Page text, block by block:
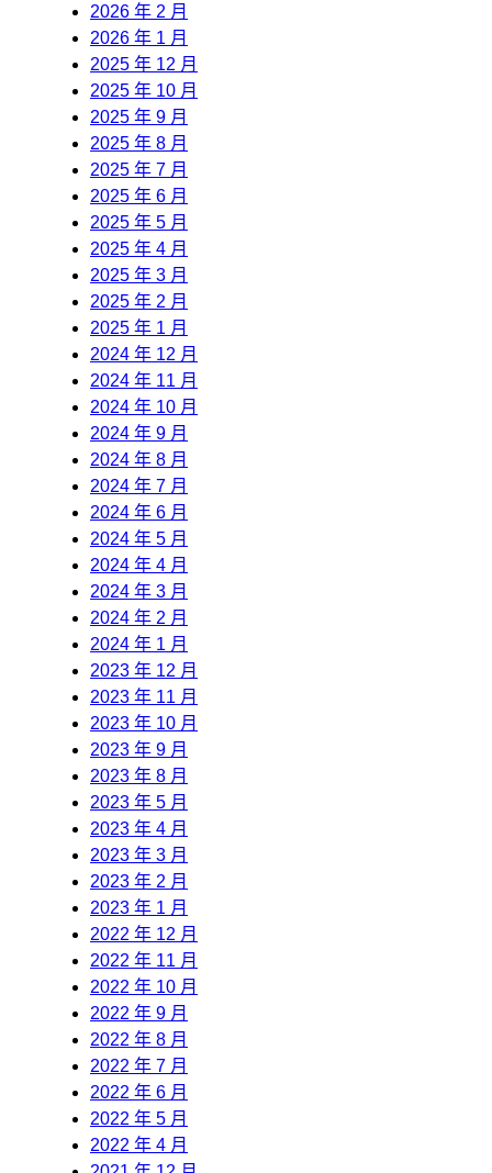
2026 年 2 月
2026 年 1 月
2025 年 12 月
2025 年 10 月
2025 年 9 月
2025 年 8 月
2025 年 7 月
2025 年 6 月
2025 年 5 月
2025 年 4 月
2025 年 3 月
2025 年 2 月
2025 年 1 月
2024 年 12 月
2024 年 11 月
2024 年 10 月
2024 年 9 月
2024 年 8 月
2024 年 7 月
2024 年 6 月
2024 年 5 月
2024 年 4 月
2024 年 3 月
2024 年 2 月
2024 年 1 月
2023 年 12 月
2023 年 11 月
2023 年 10 月
2023 年 9 月
2023 年 8 月
2023 年 5 月
2023 年 4 月
2023 年 3 月
2023 年 2 月
2023 年 1 月
2022 年 12 月
2022 年 11 月
2022 年 10 月
2022 年 9 月
2022 年 8 月
2022 年 7 月
2022 年 6 月
2022 年 5 月
2022 年 4 月